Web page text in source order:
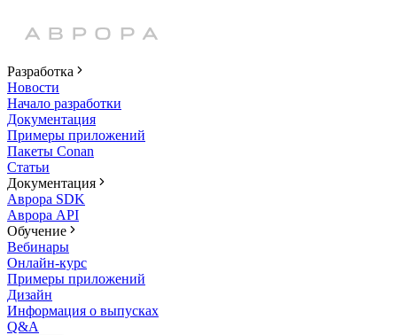
Разработка
Новости
Начало разработки
Документация
Примеры приложений
Пакеты Conan
Статьи
Документация
Аврора SDK
Аврора API
Обучение
Вебинары
Онлайн-курс
Примеры приложений
Дизайн
Информация о выпусках
Q&A